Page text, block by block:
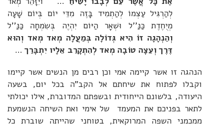
לְהַרְגִּיל עַצְמוֹ לְהַתְמִיד בָּזֶה מִדֵּי יוֹם בְּיוֹם שָׁעָה
מְיֻחֶדֶת כַּנַּ''ל וּשְׁאָר הַיּוֹם יִהְיֶה בְּשִׂמְחָה כַּנַּ''ל
וְהַנְהָגָה זוֹ הִיא גְּדוֹלָה בְּמַעֲלָה מְאד מְאד וְהוּא
דֶּרֶך וְעֵצָה טוֹבָה מְאד לְהִתְקָרֵב אֵלָיו יִתְבָּרַך ...
הנהגה זו אשר קיימה אמי וכן רבים מן הנשים אשר קיימו
וקבלו לפתוח את שיחתם אל הקב"ה בכל יום, בשעה
היעודה, בלשונם הייחודית ובשפתם המדוברת, אילו יכולתי
לתאר בפניכם את המעמד של אימי ואת השיחה הנשמעת
ממכמני השפה המרוקאית, בטוחני שהייתה שוברת כל